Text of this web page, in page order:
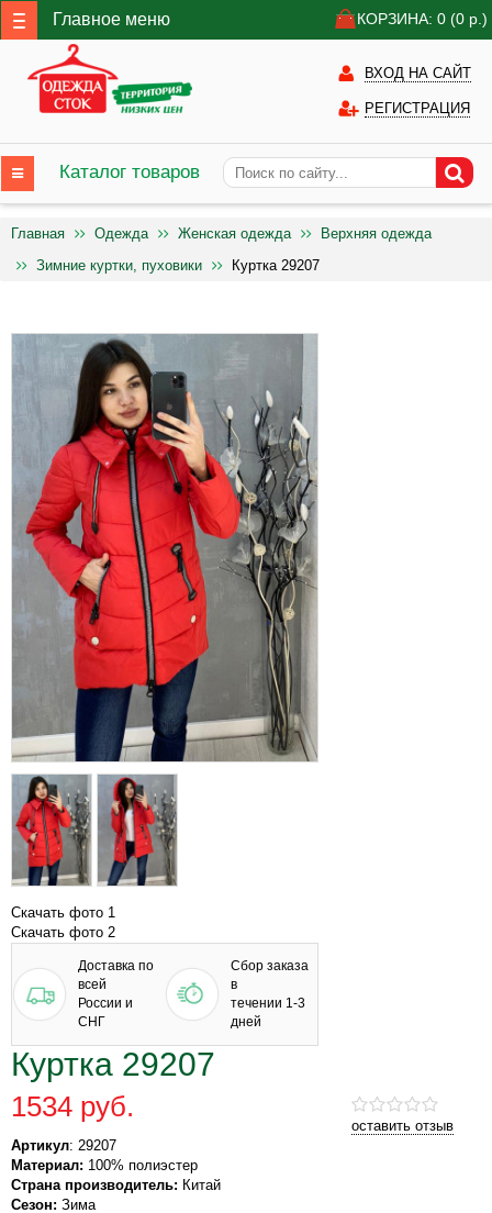
Главное меню КОРЗИНА: 0 (0 р.)
ВХОД НА САЙТ
РЕГИСТРАЦИЯ
Каталог товаров
Главная Одежда Женская одежда
Верхняя одежда
Зимние куртки, пуховики
Куртка 29207
Скачать фото 1
Скачать фото 2
Доставка по
всей
России и
СНГ
Сбор заказа
в
течении 1-3
дней
Куртка 29207
оставить отзыв
1534 руб.
Артикул: 29207
Материал: 100% полиэстер
Страна производитель: Китай
Сезон: Зима